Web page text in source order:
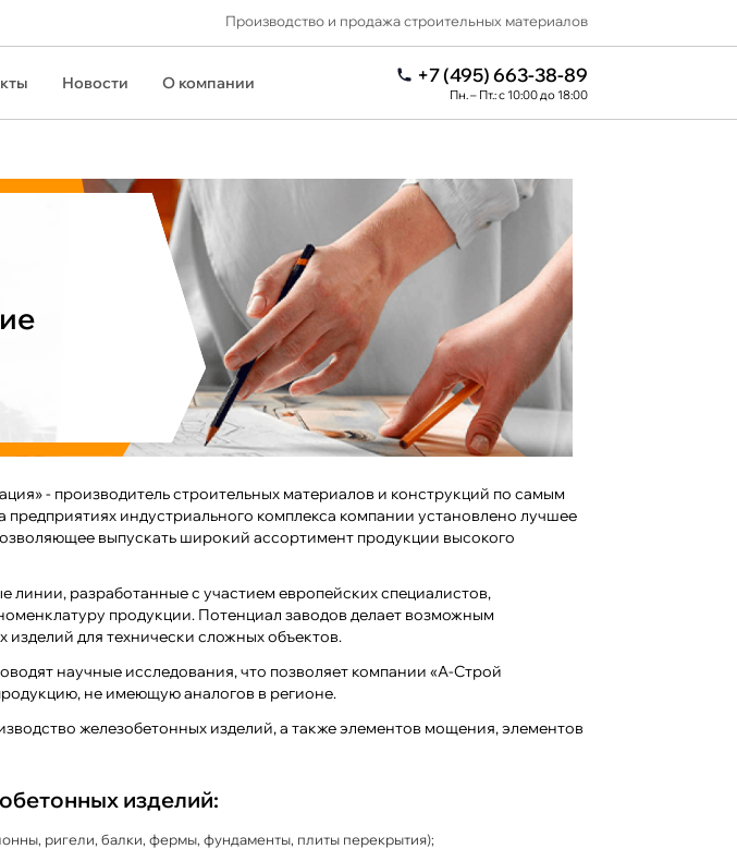
Производство и продажа строительных материалов
Новости О компании +7 (495) 663-38-89
Пн. – Пт.: с 10:00 до 18:00
- производитель строительных материалов и конструкций по самым
индустриального комплекса компании установлено лучшее
выпускать широкий ассортимент продукции высокого
линии, разработанные с участием европейских специалистов,
продукции. Потенциал заводов делает возможным
изделий для технически сложных объектов.
научные исследования, что позволяет компании «А-Строй
не имеющую аналогов в регионе.
железобетонных изделий, а также элементов мощения, элементов
изделий:
ригели, балки, фермы, фундаменты, плиты перекрытия);